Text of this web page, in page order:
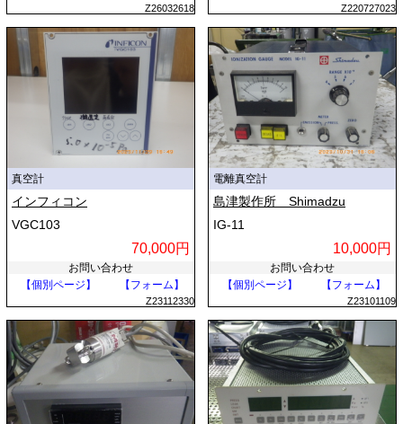
Z26032618 Z220727023
真空計
インフィコン
VGC103
70,000円
お問い合わせ
【個別ページ】
【フォーム】
Z23112330
電離真空計
島津製作所 Shimadzu
IG-11
10,000円
お問い合わせ
【個別ページ】
【フォーム】
Z23101109